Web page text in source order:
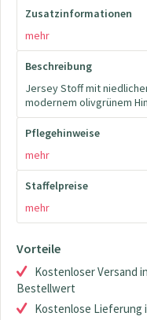
Zusatzinformationen
mehr
Beschreibung
Jersey Stoff mit
modernem olivgrünem
Pflegehinweise
mehr
Staffelpreise
mehr
Vorteile
Kostenloser Versand
Bestellwert
Kostenlose Lieferung